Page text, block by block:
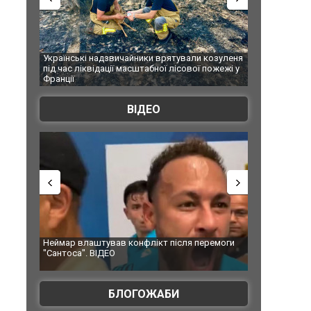
Українські надзвичайники врятували козуленя
під час ліквідації масштабної лісової пожежі у
Франції
СБУ за
Болгарії
ФОТО
ВІДЕО
Неймар влаштував конфлікт після перемоги
"Сантоса". ВІДЕО
допінгової
БЛОГОЖАБИ